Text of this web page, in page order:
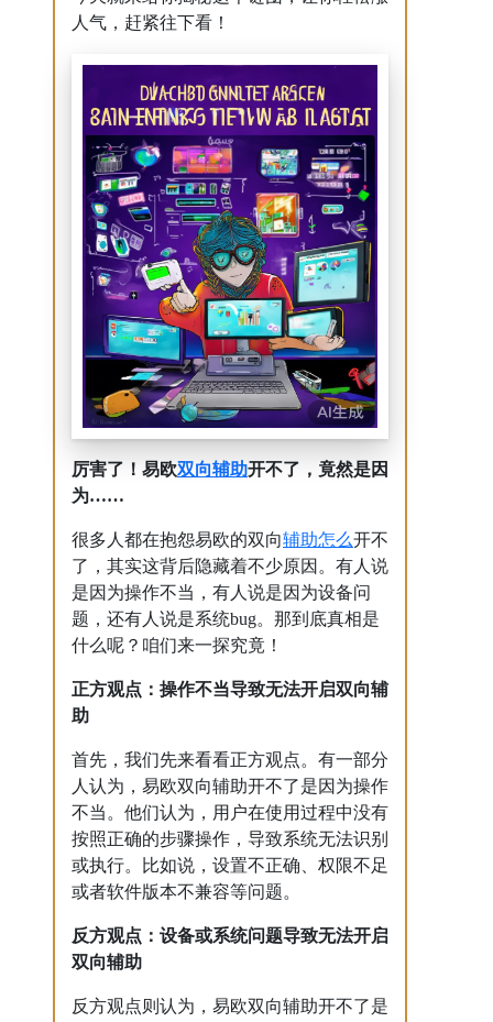
人气，赶紧往下看！
厉害了！易欧双向辅助开不了，竟然是因
为……
很多人都在抱怨易欧的双向辅助怎么开不
了，其实这背后隐藏着不少原因。有人说
是因为操作不当，有人说是因为设备问
题，还有人说是系统bug。那到底真相是
什么呢？咱们来一探究竟！
正方观点：操作不当导致无法开启双向辅
助
首先，我们先来看看正方观点。有一部分
人认为，易欧双向辅助开不了是因为操作
不当。他们认为，用户在使用过程中没有
按照正确的步骤操作，导致系统无法识别
或执行。比如说，设置不正确、权限不足
或者软件版本不兼容等问题。
反方观点：设备或系统问题导致无法开启
双向辅助
反方观点则认为，易欧双向辅助开不了是